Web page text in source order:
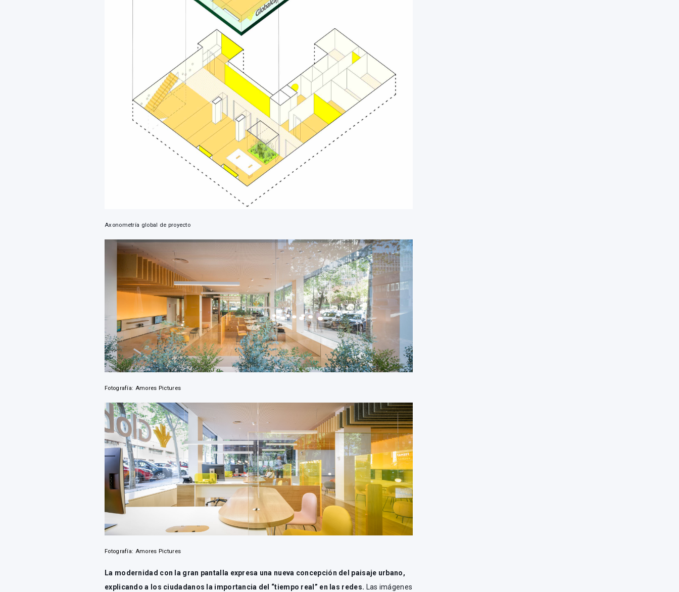
Axonometría global de proyecto
Fotografía: Amores Pictures
Fotografía: Amores Pictures
La modernidad con la gran pantalla expresa una nueva concepción del paisaje urbano,
explicando a los ciudadanos la importancia del “tiempo real” en las redes. Las imágenes